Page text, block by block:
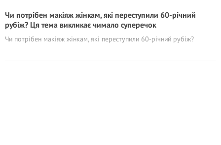
Чи потрібен макіяж жінкам, які переступили 60-річний
рубіж? Ця тема викликає чимало суперечок
Чи потрібен макіяж жінкам, які переступили 60-річний рубіж?